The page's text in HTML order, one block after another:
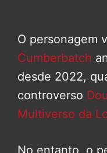
O personagem
Cumberbatch
desde 2022,
controverso
Multiverso da